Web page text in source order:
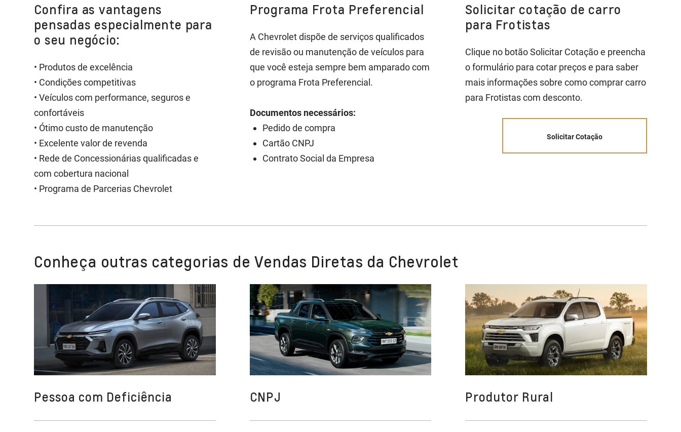
Confira as vantagens
pensadas especialmente para
o seu negócio:
• Produtos de excelência
• Condições competitivas
• Veículos com performance, seguros e
confortáveis
• Ótimo custo de manutenção
• Excelente valor de revenda
• Rede de Concessionárias qualificadas e
com cobertura nacional
• Programa de Parcerias Chevrolet
Programa Frota Preferencial
A Chevrolet dispõe de serviços qualificados
de revisão ou manutenção de veículos para
que você esteja sempre bem amparado com
o programa Frota Preferencial.
Documentos necessários:
Pedido de compra
Cartão CNPJ
Contrato Social da Empresa
Solicitar cotação de carro
para Frotistas
Clique no botão Solicitar Cotação e preencha
o formulário para cotar preços e para saber
mais informações sobre como comprar carro
para Frotistas com desconto.
Solicitar Cotação
Conheça outras categorias de Vendas Diretas da Chevrolet
Pessoa com Deficiência CNPJ Produtor Rural